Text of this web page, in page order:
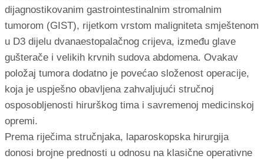
dijagnostikovanim gastrointestinalnim stromalnim
tumorom (GIST), rijetkom vrstom maligniteta smještenom
u D3 dijelu dvanaestopalačnog crijeva, između glave
gušterače i velikih krvnih sudova abdomena. Ovakav
položaj tumora dodatno je povećao složenost operacije,
koja je uspješno obavljena zahvaljujući stručnoj
osposobljenosti hirurškog tima i savremenoj medicinskoj
opremi.
Prema riječima stručnjaka, laparoskopska hirurgija
donosi brojne prednosti u odnosu na klasične operativne